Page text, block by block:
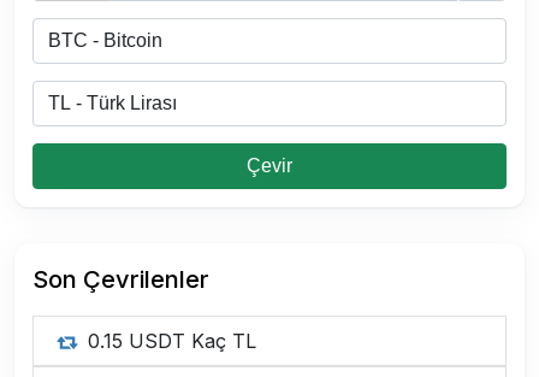
Çevir
Son Çevrilenler
0.15 USDT Kaç TL